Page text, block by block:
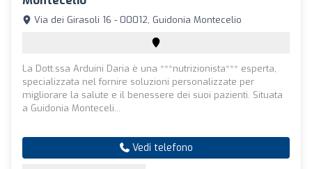
Via dei Girasoli 16 - 00012, Guidonia Montecelio
La Dott.ssa Arduini Daria è una ***nutrizionista*** esperta,
specializzata nel fornire soluzioni personalizzate per
migliorare la salute e il benessere dei suoi pazienti. Situata
a Guidonia Monteceli...
Vedi telefono